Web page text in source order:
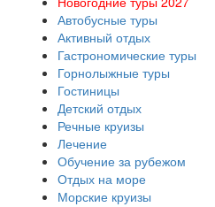
Автобусные туры
Активный отдых
Гастрономические туры
Горнолыжные туры
Гостиницы
Детский отдых
Речные круизы
Лечение
Обучение за рубежом
Отдых на море
Морские круизы